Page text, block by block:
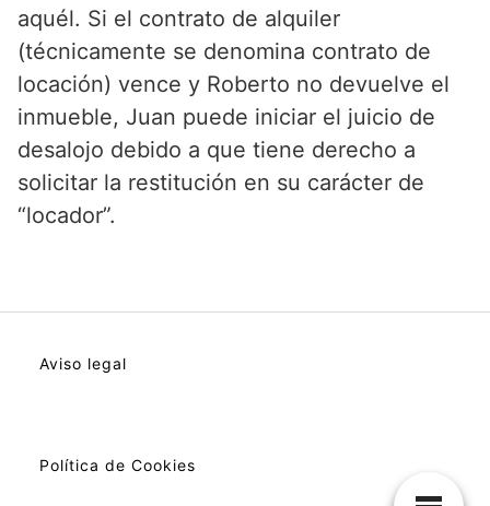
aquél. Si el contrato de alquiler
(técnicamente se denomina contrato de
locación) vence y Roberto no devuelve el
inmueble, Juan puede iniciar el juicio de
desalojo debido a que tiene derecho a
solicitar la restitución en su carácter de
“locador”.
Aviso legal
Política de Cookies